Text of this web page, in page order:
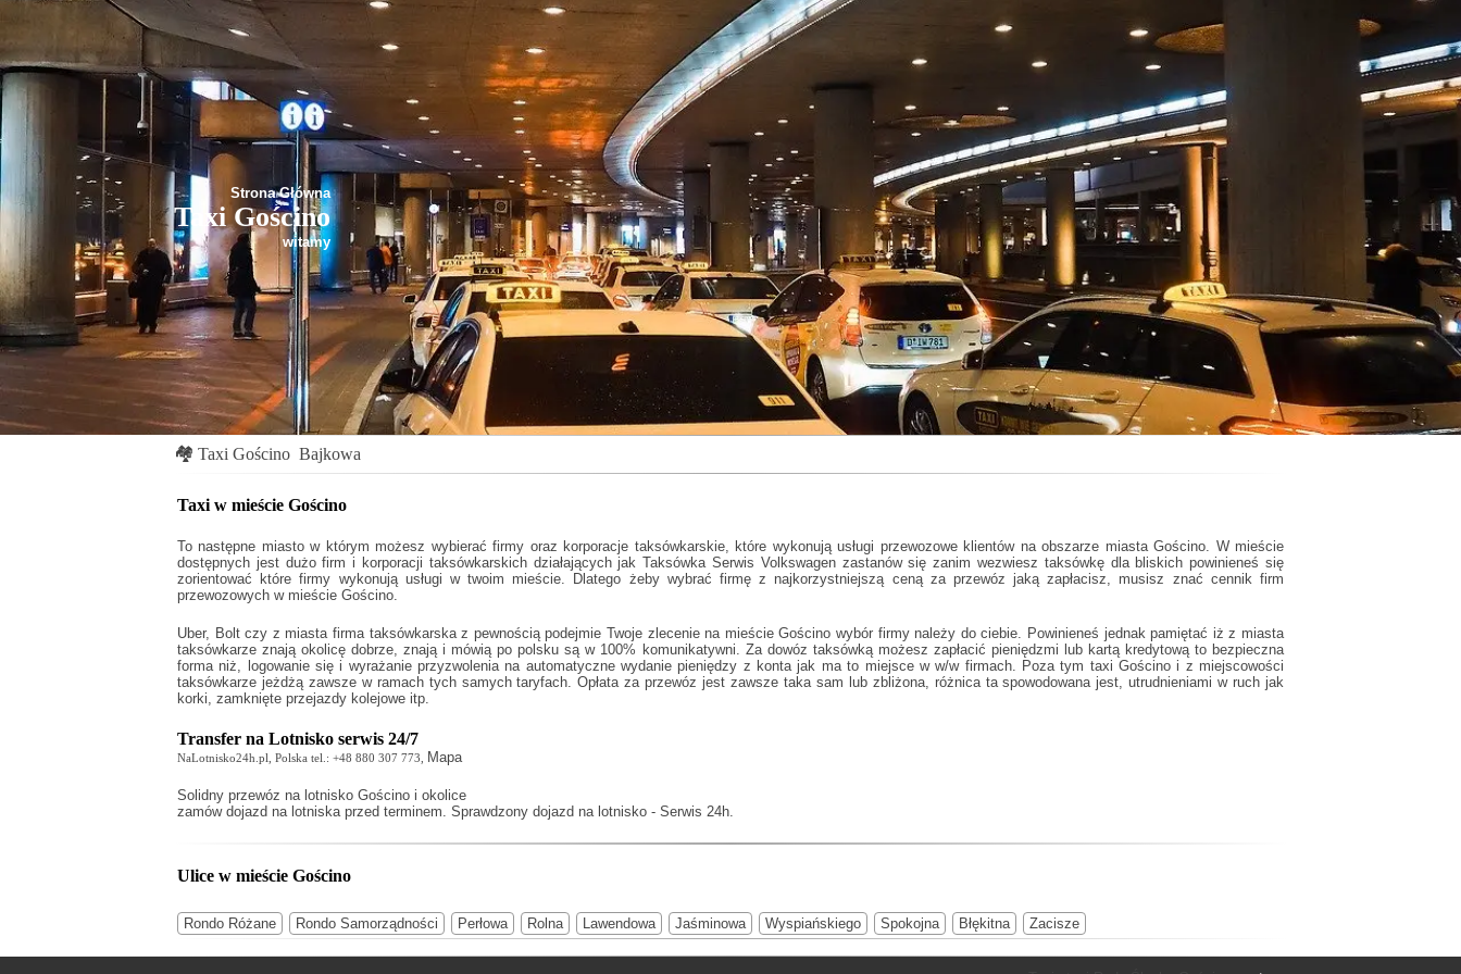
Strona Główna
Taxi Gościno
witamy
🏘 Taxi Gościno Bajkowa
Taxi w mieście Gościno
To następne miasto w którym możesz wybierać firmy oraz korporacje taksówkarskie, które wykonują usługi przewozowe klientów na obszarze miasta Gościno. W mieście
dostępnych jest dużo firm i korporacji taksówkarskich działających jakTaksówka Serwis Volkswagen zastanów się zanim wezwiesz taksówkę dla bliskich powinieneś się
zorientować które firmy wykonują usługi w twoim mieście. Dlatego żeby wybrać firmę z najkorzystniejszą ceną za przewóz jaką zapłacisz, musisz znać cennik firm
przewozowych w mieście Gościno.
Uber, Bolt czy z miasta firma taksówkarska z pewnością podejmie Twoje zlecenie na mieście Gościno wybór firmy należy do ciebie. Powinieneś jednak pamiętać iż z miasta
taksówkarze znają okolicę dobrze, znają i mówią po polsku są w 100% komunikatywni. Za dowóz taksówką możesz zapłacić pieniędzmi lub kartą kredytową to bezpieczna
forma niż, logowanie się i wyrażanie przyzwolenia na automatyczne wydanie pieniędzy z konta jak ma to miejsce w w/w firmach. Poza tym taxi Gościnoi z miejscowości
taksówkarze jeżdżą zawsze w ramach tych samych taryfach. Opłata za przewóz jest zawsze taka sam lub zbliżona, różnica ta spowodowana jest, utrudnieniami w ruch jak
korki, zamknięte przejazdy kolejowe itp.
Transfer na Lotnisko serwis 24/7
NaLotnisko24h.pl, Polska tel.: +48 880 307 773, Mapa
Solidny przewóz na lotnisko Gościno i okolice
zamów dojazd na lotniska przed terminem. Sprawdzony dojazd na lotnisko - Serwis 24h.
Ulice w mieście Gościno
Rondo Różane Rondo Samorządności Perłowa Rolna Lawendowa Jaśminowa Wyspiańskiego Spokojna Błękitna Zacisze